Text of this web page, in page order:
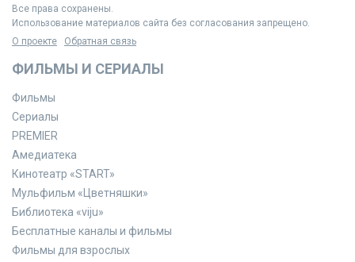
Все права сохранены.
Использование материалов сайта без согласования запрещено.
О проекте
Обратная связь
ФИЛЬМЫ И СЕРИАЛЫ
Фильмы
Сериалы
PREMIER
Амедиатека
Кинотеатр «START»
Мульфильм «Цветняшки»
Библиотека «viju»
Бесплатные каналы и фильмы
Фильмы для взрослых